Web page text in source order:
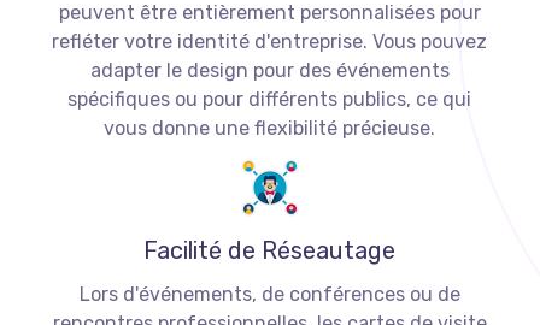
peuvent être entièrement personnalisées pour
refléter votre identité d'entreprise. Vous pouvez
adapter le design pour des événements
spécifiques ou pour différents publics, ce qui
vous donne une flexibilité précieuse.
Facilité de Réseautage
Lors d'événements, de conférences ou de